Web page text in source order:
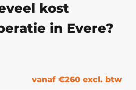
kost
in Evere?
vanaf €260 excl. btw